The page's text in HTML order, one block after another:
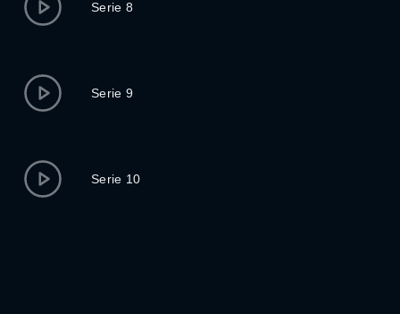
Serie 8
Serie 9
Serie 10